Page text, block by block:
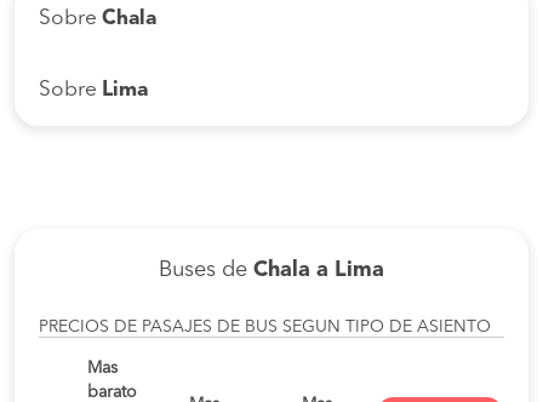
Sobre Chala
Sobre Lima
Buses de Chala a Lima
PRECIOS DE PASAJES DE BUS SEGUN TIPO DE ASIENTO
Mas
barato